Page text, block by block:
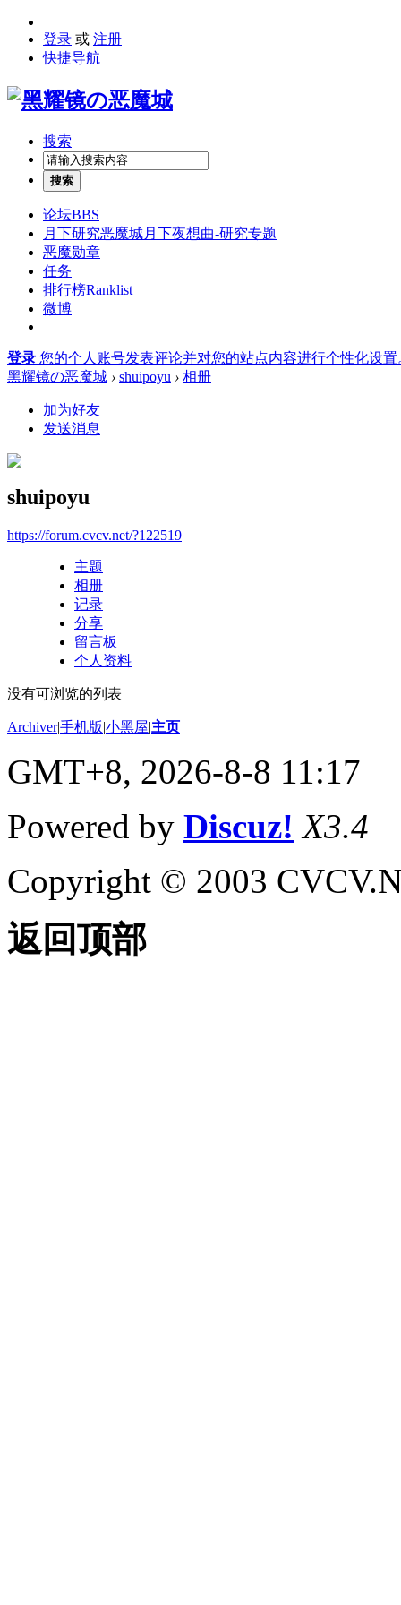
登录 或 注册
快捷导航
搜索
搜索
论坛BBS
月下研究恶魔城月下夜想曲-研究专题
恶魔勋章
任务
排行榜Ranklist
微博
登录 您的个人账号发表评论并对您的站点内容进行个性化设置
黑耀镜の恶魔城 › shuipoyu › 相册
加为好友
发送消息
shuipoyu
https://forum.cvcv.net/?122519
主题
相册
记录
分享
留言板
个人资料
没有可浏览的列表
Archiver|手机版|小黑屋|主页
GMT+8, 2026-8-8 11:17
Powered by Discuz! X3.4
Copyright © 2003
返回顶部